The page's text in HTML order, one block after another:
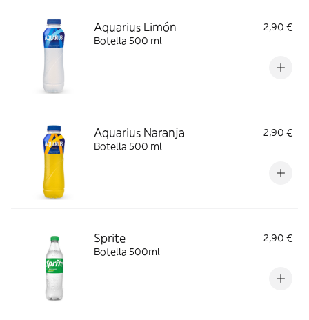
Aquarius Limón
2,90 €
Botella 500 ml
Aquarius Naranja
2,90 €
Botella 500 ml
Sprite
2,90 €
Botella 500ml